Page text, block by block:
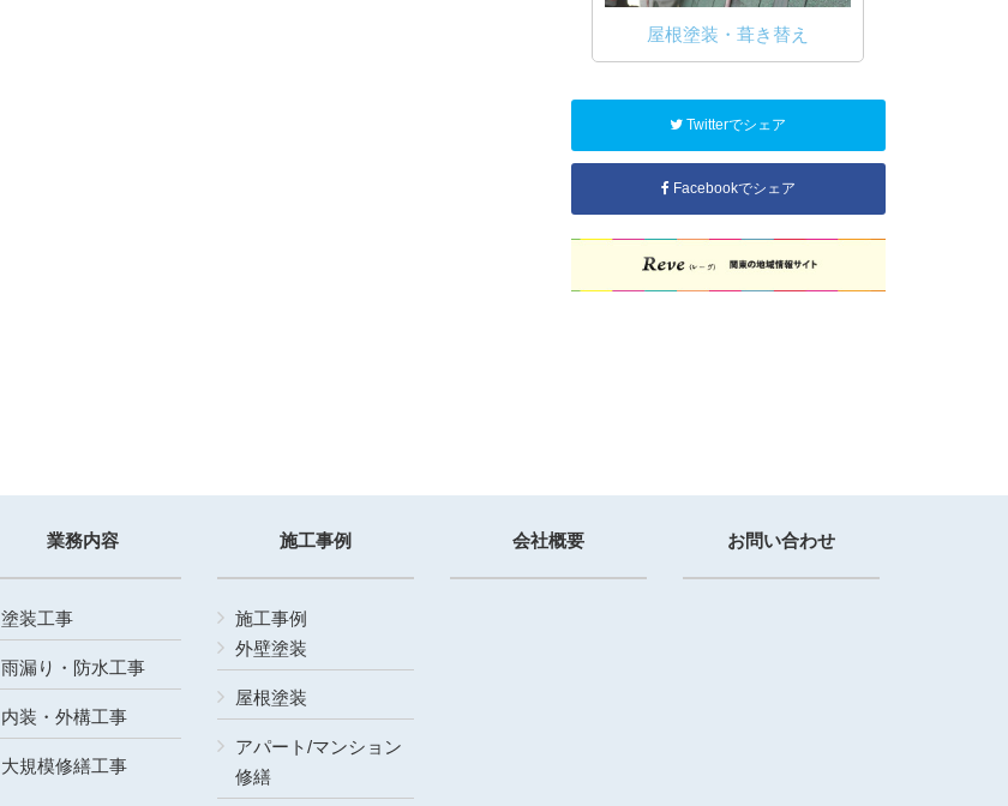
屋根塗装・葺き替え
Twitterでシェア
Facebookでシェア
業務内容
塗装工事
雨漏り・防水工事
内装・外構工事
大規模修繕工事
施工事例
施工事例
外壁塗装
屋根塗装
アパート/マンション
修繕
会社概要 お問い合わせ